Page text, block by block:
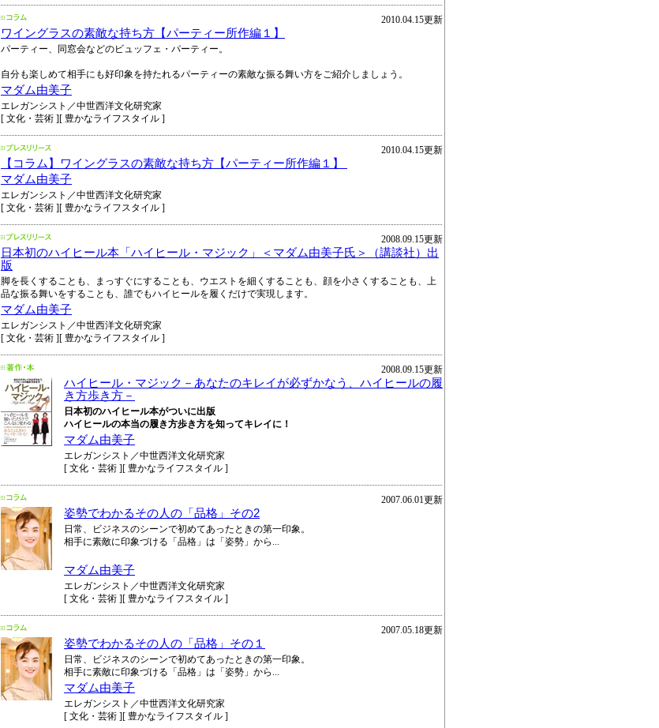
2010.04.15更新
ワイングラスの素敵な持ち方【パーティー所作編１】
パーティー、同窓会などのビュッフェ・パーティー。
自分も楽しめて相手にも好印象を持たれるパーティーの素敵な振る舞い方をご紹介しましょう。
マダム由美子
エレガンシスト／中世西洋文化研究家
[ 文化・芸術 ][ 豊かなライフスタイル ]
2010.04.15更新
【コラム】ワイングラスの素敵な持ち方【パーティー所作編１】
マダム由美子
エレガンシスト／中世西洋文化研究家
[ 文化・芸術 ][ 豊かなライフスタイル ]
2008.09.15更新
日本初のハイヒール本「ハイヒール・マジック」＜マダム由美子氏＞（講談社）出
版
脚を長くすることも、まっすぐにすることも、ウエストを細くすることも、顔を小さくすることも、上
品な振る舞いをすることも、誰でもハイヒールを履くだけで実現します。
マダム由美子
エレガンシスト／中世西洋文化研究家
[ 文化・芸術 ][ 豊かなライフスタイル ]
2008.09.15更新
ハイヒール・マジック－あなたのキレイが必ずかなう、ハイヒールの履
き方歩き方－
日本初のハイヒール本がついに出版
ハイヒールの本当の履き方歩き方を知ってキレイに！
マダム由美子
エレガンシスト／中世西洋文化研究家
[ 文化・芸術 ][ 豊かなライフスタイル ]
2007.06.01更新
姿勢でわかるその人の「品格」その2
日常、ビジネスのシーンで初めてあったときの第一印象。
相手に素敵に印象づける「品格」は「姿勢」から...
マダム由美子
エレガンシスト／中世西洋文化研究家
[ 文化・芸術 ][ 豊かなライフスタイル ]
2007.05.18更新
姿勢でわかるその人の「品格」その１
日常、ビジネスのシーンで初めてあったときの第一印象。
相手に素敵に印象づける「品格」は「姿勢」から...
マダム由美子
エレガンシスト／中世西洋文化研究家
[ 文化・芸術 ][ 豊かなライフスタイル ]